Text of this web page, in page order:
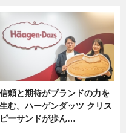
信頼と期待がブランドの力を
生む。ハーゲンダッツ クリス
ピーサンドが歩ん…